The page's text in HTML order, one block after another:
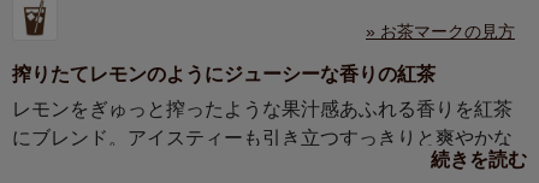
» お茶マークの見方
搾りたてレモンのようにジューシーな香りの紅茶
レモンをぎゅっと搾ったような果汁感あふれる香りを紅茶
にブレンド。アイスティーも引き立つすっきりと爽やかな
続きを読む